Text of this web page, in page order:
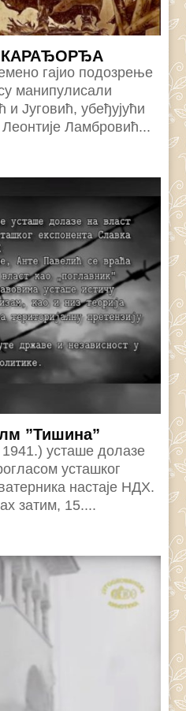
КАРАЂОРЂА
гајио подозрење
манипулисали
Југовић, убеђујући
Ламбровић...
”Тишина”
усташе долазе
усташког
настаје НДХ.
затим, 15....